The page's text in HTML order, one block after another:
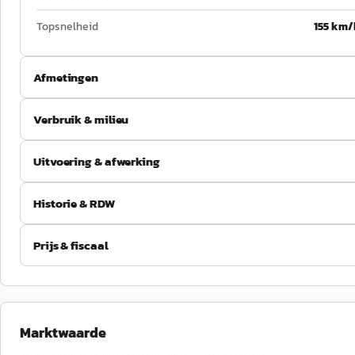
Topsnelheid
155
Afmetingen
Verbruik & milieu
Uitvoering & afwerking
Historie & RDW
Prijs & fiscaal
Marktwaarde